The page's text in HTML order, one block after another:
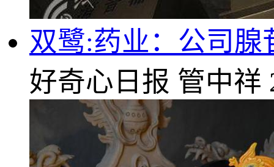
双鹭:药业：公司腺
好奇心日报 管中祥